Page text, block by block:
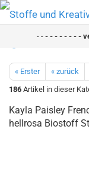
- - - - - - - -
« Erster « zurück
186 Artikel in dieser
Kayla Paisley
hellrosa Biostoff